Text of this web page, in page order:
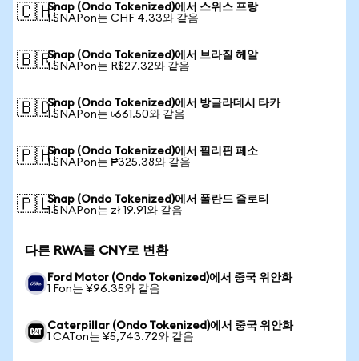
🇨🇭Snap (Ondo Tokenized)에서 스위스 프랑
1 SNAPon는 CHF 4.33와 같음
🇧🇷Snap (Ondo Tokenized)에서 브라질 헤알
1 SNAPon는 R$27.32와 같음
🇧🇩Snap (Ondo Tokenized)에서 방글라데시 타카
1 SNAPon는 ৳661.50와 같음
🇵🇭Snap (Ondo Tokenized)에서 필리핀 페소
1 SNAPon는 ₱325.38와 같음
🇵🇱Snap (Ondo Tokenized)에서 폴란드 즐로티
1 SNAPon는 zł 19.91와 같음
다른 RWA를 CNY로 변환
Ford Motor (Ondo Tokenized)에서 중국 위안화
1 Fon는 ¥96.35와 같음
Caterpillar (Ondo Tokenized)에서 중국 위안화
1 CATon는 ¥5,743.72와 같음